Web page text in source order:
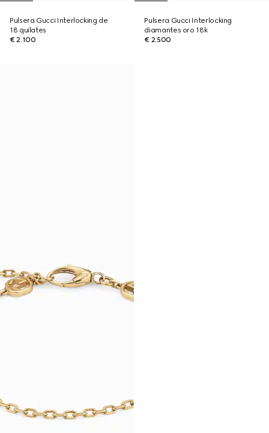
Pulsera Gucci Interlocking de
18 quilates
€ 2.100
Pulsera Gucci Interlocking
diamantes oro 18k
€ 2.500